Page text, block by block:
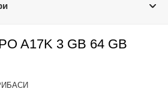
A17K 3 GB 64 GB